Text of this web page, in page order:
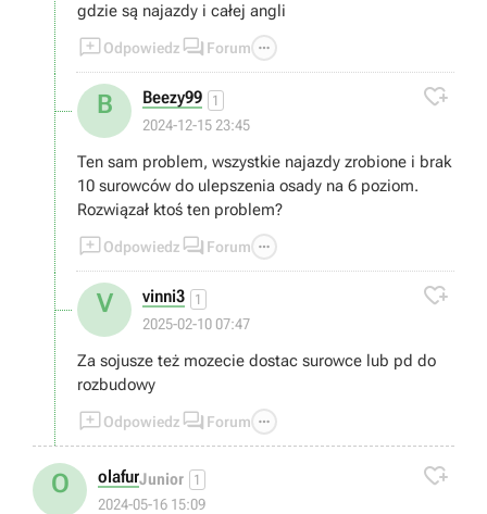
gdzie są najazdy i całej angli
Odpowiedz  Forum 
B Beezy99 1
2024-12-15 23:45

Ten sam problem, wszystkie najazdy zrobione i brak
10 surowców do ulepszenia osady na 6 poziom.
Rozwiązał ktoś ten problem?
Odpowiedz  Forum 
V vinni3 1
2025-02-10 07:47

Za sojusze też mozecie dostac surowce lub pd do
rozbudowy
Odpowiedz  Forum 
O olafurJunior 1
2024-05-16 15:09
